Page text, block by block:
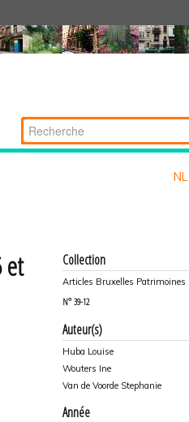
Chercher par
Recherche
NL
et
Collection
Articles Bruxelles Patrimoines
N° 39-12
Auteur(s)
Huba Louise
Wouters Ine
Van de Voorde Stephanie
Année